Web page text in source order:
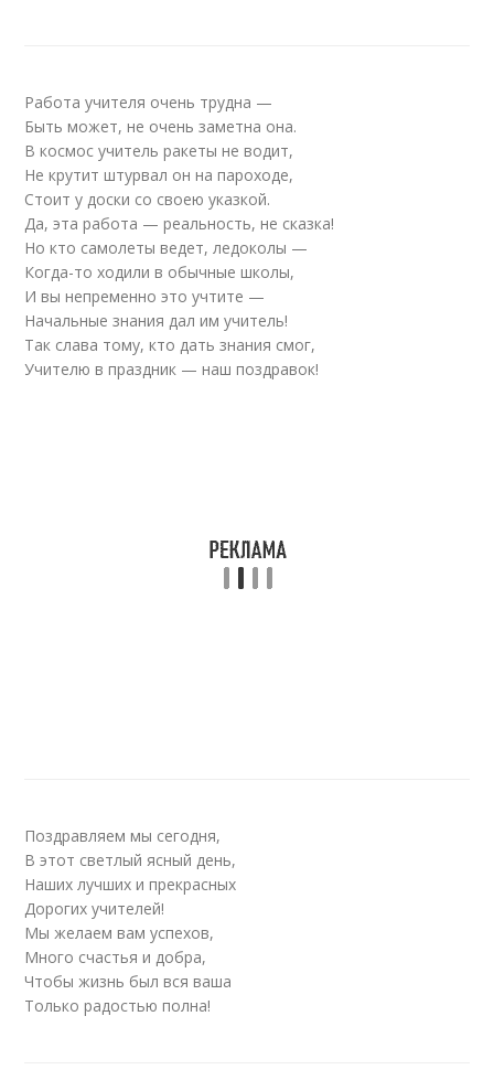
Работа учителя очень трудна —
Быть может, не очень заметна она.
В космос учитель ракеты не водит,
Не крутит штурвал он на пароходе,
Стоит у доски со своею указкой.
Да, эта работа — реальность, не сказка!
Но кто самолеты ведет, ледоколы —
Когда-то ходили в обычные школы,
И вы непременно это учтите —
Начальные знания дал им учитель!
Так слава тому, кто дать знания смог,
Учителю в праздник — наш поздравок!
Поздравляем мы сегодня,
В этот светлый ясный день,
Наших лучших и прекрасных
Дорогих учителей!
Мы желаем вам успехов,
Много счастья и добра,
Чтобы жизнь был вся ваша
Только радостью полна!